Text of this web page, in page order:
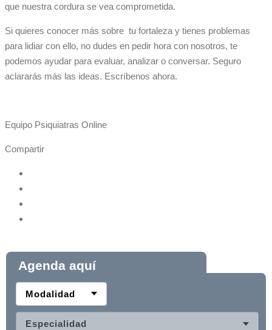
que nuestra cordura se vea comprometida.
Si quieres conocer más sobre tu fortaleza y tienes problemas
para lidiar con ello, no dudes en pedir hora con nosotros, te
podemos ayudar para evaluar, analizar o conversar. Seguro
aclararás más las ideas. Escríbenos ahora.
Equipo Psiquiatras Online
Compartir
Agenda aquí
Modalidad
Especialidad